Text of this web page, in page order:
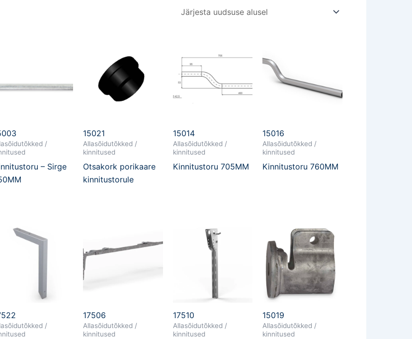
/
– Sirge
15021
Allasõidutõkked /
kinnitused
Otsakork porikaare
kinnitustorule
15014
Allasõidutõkked /
kinnitused
Kinnitustoru 705MM
15016
Allasõidutõkked /
kinnitused
Kinnitustoru 760MM
/
17506
Allasõidutõkked /
kinnitused
17510
Allasõidutõkked /
kinnitused
15019
Allasõidutõkked /
kinnitused